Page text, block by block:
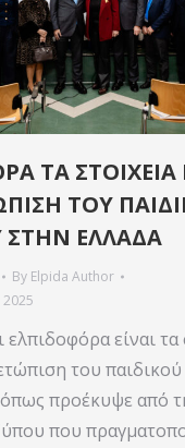
ΤΑ ΣΤΟΙΧΕΙΑ
ΤΟΥ
ΣΤΗΝ ΕΛΛΑΔΑ
By Elpida Author
ελπιδοφόρα είναι τα
του
προέκυψε από
που